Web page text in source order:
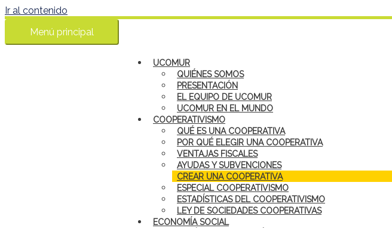
Ir al contenido
Menú principal
UCOMUR
QUIÉNES SOMOS
PRESENTACIÓN
EL EQUIPO DE UCOMUR
UCOMUR EN EL MUNDO
COOPERATIVISMO
QUÉ ES UNA COOPERATIVA
POR QUÉ ELEGIR UNA COOPERATIVA
VENTAJAS FISCALES
AYUDAS Y SUBVENCIONES
CREAR UNA COOPERATIVA
ESPECIAL COOPERATIVISMO
ESTADÍSTICAS DEL COOPERATIVISMO
LEY DE SOCIEDADES COOPERATIVAS
ECONOMÍA SOCIAL